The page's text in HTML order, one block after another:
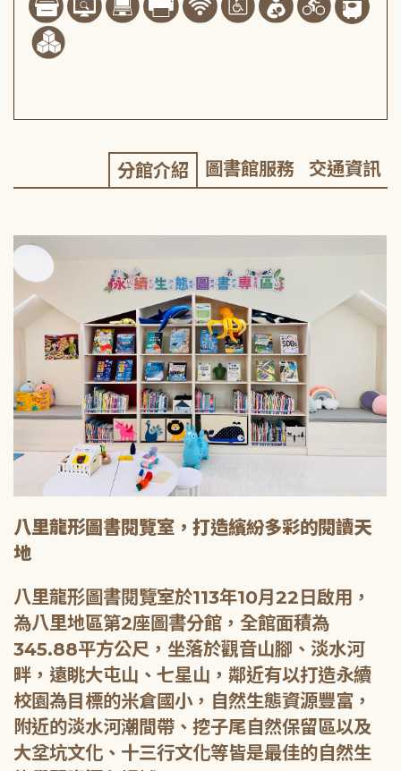
分館介紹 圖書館服務 交通資訊
八里龍形圖書閱覽室，打造繽紛多彩的閱讀天
地
八里龍形圖書閱覽室於113年10月22日啟用，
為八里地區第2座圖書分館，全館面積為
345.88平方公尺，坐落於觀音山腳、淡水河
畔，遠眺大屯山、七星山，鄰近有以打造永續
校園為目標的米倉國小，自然生態資源豐富，
附近的淡水河潮間帶、挖子尾自然保留區以及
大坌坑文化、十三行文化等皆是最佳的自然生